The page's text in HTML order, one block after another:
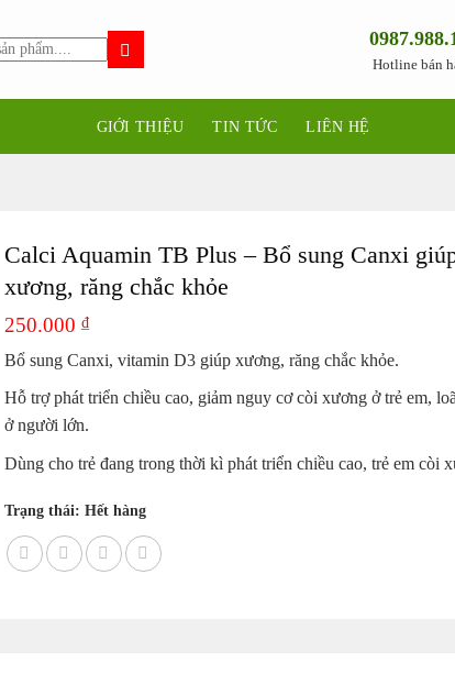
Hotline bán
GIỚI THIỆU TIN TỨC LIÊN HỆ
Calci Aquamin TB Plus – Bổ sung Canxi
xương, răng chắc khỏe
250.000₫
Bổ sung Canxi, vitamin D3 giúp xương, răng chắc khỏe.
Hỗ trợ phát triển chiều cao, giảm nguy cơ còi xương ở trẻ em,
ở người lớn.
Dùng cho trẻ đang trong thời kì phát triển chiều cao, trẻ em còi
Trạng thái: Hết hàng